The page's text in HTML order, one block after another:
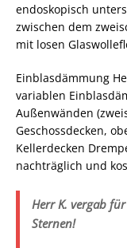
endoskopisch
zwischen dem
mit losen
Einblasdämmung
variablen
Außenwänden
Geschossdecken,
Kellerdecken
nachträglich und
Herr K. vergab
Sternen!